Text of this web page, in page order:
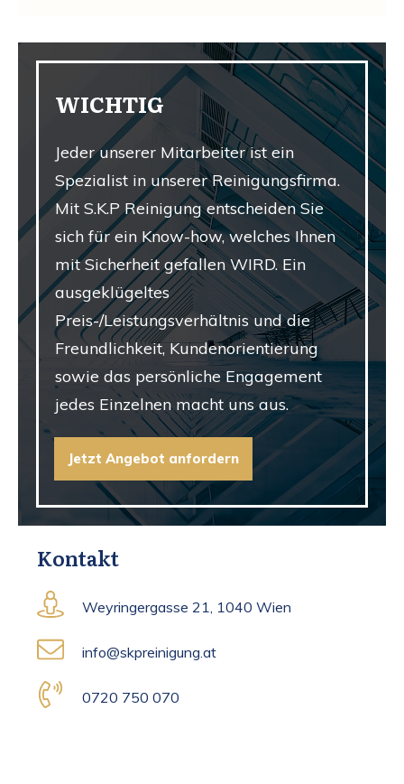
WICHTIG
Jeder unserer Mitarbeiter ist ein
Spezialist in unserer Reinigungsfirma.
Mit S.K.P Reinigung entscheiden Sie
sich für ein Know-how, welches Ihnen
mit Sicherheit gefallen WIRD. Ein
ausgeklügeltes
Preis-/Leistungsverhältnis und die
Freundlichkeit, Kundenorientierung
sowie das persönliche Engagement
jedes Einzelnen macht uns aus.
Jetzt Angebot anfordern
Kontakt
Weyringergasse 21, 1040 Wien
info@skpreinigung.at
0720 750 070